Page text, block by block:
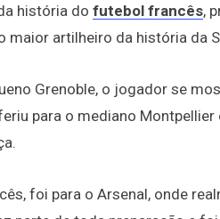
história do futebol francês,
artilheiro da história da
Grenoble, o jogador se
para o mediano
foi para o Arsenal, onde